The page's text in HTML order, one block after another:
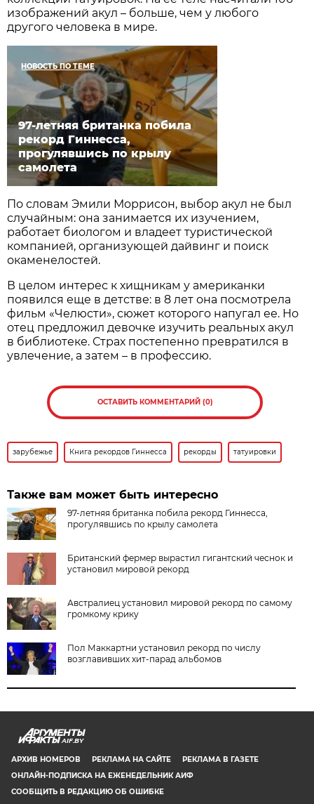
изображений акул – больше, чем у любого
другого человека в мире.
НОВОСТЬ ПО ТЕМЕ
97-летняя британка побила
рекорд Гиннесса,
прогулявшись по крылу
самолета
По словам Эмили Моррисон, выбор акул не был
случайным: она занимается их изучением,
работает биологом и владеет туристической
компанией, организующей дайвинг и поиск
окаменелостей.
В целом интерес к хищникам у американки
появился еще в детстве: в 8 лет она посмотрела
фильм «Челюсти», сюжет которого напугал ее. Но
отец предложил девочке изучить реальных акул
в библиотеке. Страх постепенно превратился в
увлечение, а затем – в профессию.
ОСТАВИТЬ КОММЕНТАРИЙ (0)
зарубежье Книга рекордов Гиннесса рекорды татуировки
Также вам может быть интересно
97-летняя британка побила рекорд Гиннесса,
прогулявшись по крылу самолета
Британский фермер вырастил гигантский чеснок и
установил мировой рекорд
Австралиец установил мировой рекорд по самому
громкому крику
Пол Маккартни установил рекорд по числу
возглавивших хит-парад альбомов
AIF.BY
АРХИВ НОМЕРОВ РЕКЛАМА НА САЙТЕ
РЕКЛАМА В ГАЗЕТЕ
ОНЛАЙН-ПОДПИСКА НА ЕЖЕНЕДЕЛЬНИК АИФ
СООБЩИТЬ В РЕДАКЦИЮ ОБ ОШИБКЕ